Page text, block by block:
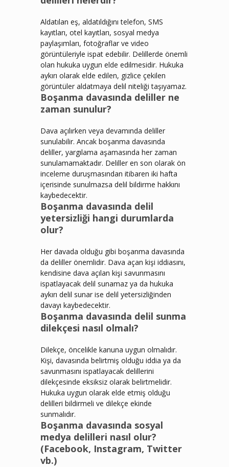
Aldatılan eş, aldatıldığını telefon, SMS
kayıtları, otel kayıtları, sosyal medya
paylaşımları, fotoğraflar ve video
görüntüleriyle ispat edebilir. Delillerde önemli
olan hukuka uygun elde edilmesidir. Hukuka
aykırı olarak elde edilen, gizlice çekilen
görüntüler aldatmaya delil niteliği taşıyamaz.
Boşanma davasında deliller ne
zaman sunulur?
Dava açılırken veya devamında deliller
sunulabilir. Ancak boşanma davasında
deliller, yargılama aşamasında her zaman
sunulamamaktadır. Deliller en son olarak ön
inceleme duruşmasından itibaren iki hafta
içerisinde sunulmazsa delil bildirme hakkını
kaybedecektir.
Boşanma davasında delil
yetersizliği hangi durumlarda
olur?
Her davada olduğu gibi boşanma davasında
da deliller önemlidir. Dava açan kişi iddiasını,
kendisine dava açılan kişi savunmasını
ispatlayacak delil sunamaz ya da hukuka
aykırı delil sunar ise delil yetersizliğinden
davayı kaybedecektir.
Boşanma davasında delil sunma
dilekçesi nasıl olmalı?
Dilekçe, öncelikle kanuna uygun olmalıdır.
Kişi, davasında belirtmiş olduğu iddia ya da
savunmasını ispatlayacak delillerini
dilekçesinde eksiksiz olarak belirtmelidir.
Hukuka uygun olarak elde etmiş olduğu
delilleri bildirmeli ve dilekçe ekinde
sunmalıdır.
Boşanma davasında sosyal
medya delilleri nasıl olur?
(Facebook, Instagram, Twitter
vb.)